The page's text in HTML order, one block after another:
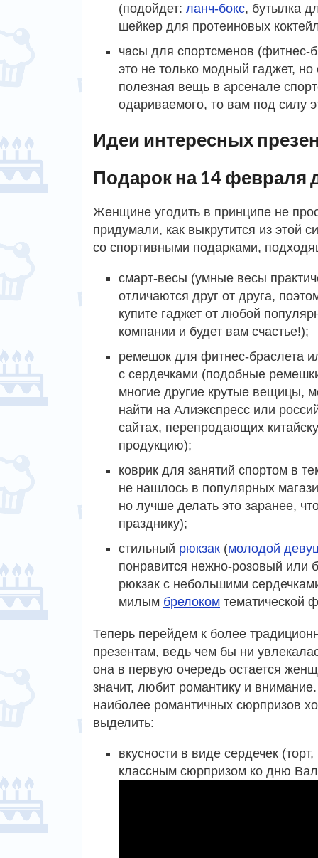
(подойдет: ланч-бокс, бутылка
шейкер для протеиновых
часы для спортсменов (фитнес-
это не только модный гаджет,
полезная вещь в арсенале
одариваемого, то вам под силу
Идеи интересных
Подарок на 14 февраля
Женщине угодить в принципе не
придумали, как выкрутится из этой
со спортивными подарками,
смарт-весы (умные весы
отличаются друг от друга,
купите гаджет от любой
компании и будет вам счастье!);
ремешок для фитнес-браслета
с сердечками (подобные
многие другие крутые вещицы,
найти на Алиэкспресс или
сайтах, перепродающих
продукцию);
коврик для занятий спортом в
не нашлось в популярных
но лучше делать это заранее,
празднику);
стильный рюкзак (молодой
понравится нежно-розовый или
рюкзак с небольшими
милым брелоком тематической
Теперь перейдем к более
презентам, ведь чем бы ни
она в первую очередь остается
значит, любит романтику и
наиболее романтичных сюрпризов
выделить:
вкусности в виде сердечек
классным сюрпризом ко дню